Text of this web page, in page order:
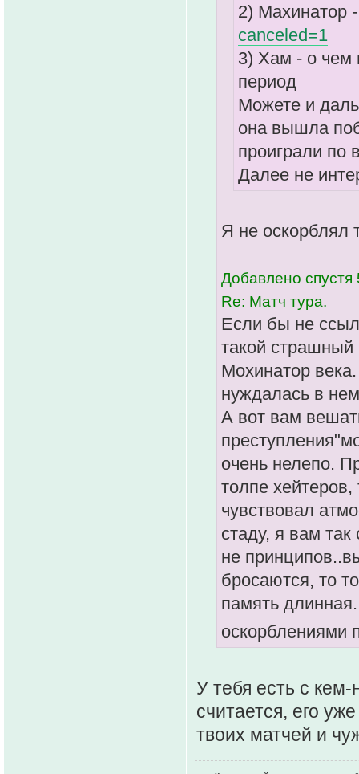
2) Махинатор
canceled=1
3) Хам - о чем
период
Можете и
она вышла
проиграли по
Далее не
Я не оскорблял
Добавлено спустя
Re: Матч тура.
Если бы не
такой страшный
Мохинатор
нуждалась в
А вот вам
очень нелепо.
толпе
чувствовал
стаду, я вам
не
бросаются, то
память
оскорблениями
У тебя есть с
считается, его
твоих матчей и